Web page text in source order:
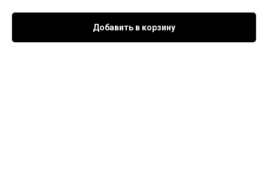
Добавить в корзину